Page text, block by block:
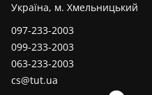
Україна, м. Хмельницький
097-233-2003
099-233-2003
063-233-2003
cs@tut.ua